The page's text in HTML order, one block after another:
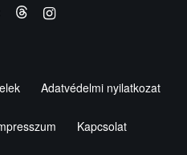
Adatvédelmi nyilatkozat
Kapcsolat